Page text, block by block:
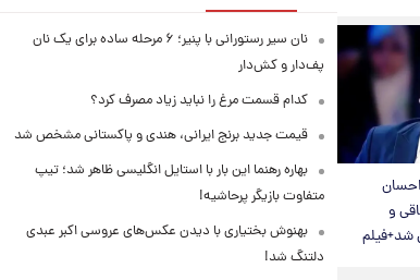
و
شد+فیلم
نان سیر رستورانی با پنیر؛ ۶ مرحله ساده برای یک نان
پف‌دار و کش‌دار
کدام قسمت مرغ را نباید زیاد مصرف کرد؟
قیمت جدید برنج ایرانی، هندی و پاکستانی مشخص شد
بهاره رهنما این بار با استایل انگلیسی ظاهر شد؛ تیپ
متفاوت بازیگر پرحاشیه!
بهنوش بختیاری با دیدن عکس‌های عروسی اکبر عبدی
دلتنگ شد!